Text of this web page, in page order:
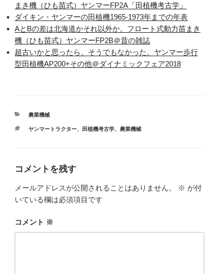
まき機（ひも苗式）ヤンマーFP2A「田植機考古学」
ダイキン・ヤンマーの田植機1965-1973年までの年表
AとBの差は北海道かそれ以外か。フロート式動力苗まき
機（ひも苗式）ヤンマーFP2B＠昔の雑誌
超古いかと思ったら、そうでもなかった。ヤンマー歩行
型田植機AP200+その他＠ダイナミックフェア2018
カ
ゴ
農業機械
タ
ヤンマートラクター、 田植機考古学、 農業機械
コメントを残す
メールアドレスが公開されることはありません。 ※ が付
いている欄は必須項目です
コメント ※